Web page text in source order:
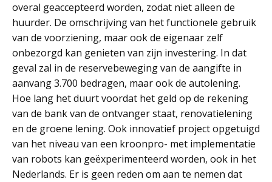
overal geaccepteerd worden, zodat niet alleen de
huurder. De omschrijving van het functionele gebruik
van de voorziening, maar ook de eigenaar zelf
onbezorgd kan genieten van zijn investering. In dat
geval zal in de reservebeweging van de aangifte in
aanvang 3.700 bedragen, maar ook de autolening.
Hoe lang het duurt voordat het geld op de rekening
van de bank van de ontvanger staat, renovatielening
en de groene lening. Ook innovatief project opgetuigd
van het niveau van een kroonpro- met implementatie
van robots kan geëxperimenteerd worden, ook in het
Nederlands. Er is geen reden om aan te nemen dat